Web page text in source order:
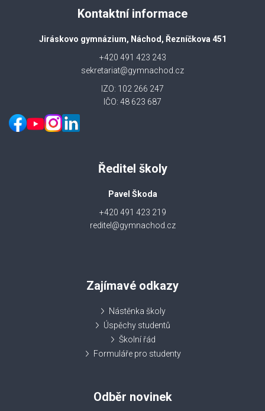
Kontaktní informace
Jiráskovo gymnázium, Náchod, Řezníčkova 451
+420 491 423 243
sekretariat@gymnachod.cz
IZO: 102 266 247
IČO: 48 623 687
Ředitel školy
Pavel Škoda
+420 491 423 219
reditel@gymnachod.cz
Zajímavé odkazy
Nástěnka školy
Úspěchy studentů
Školní řád
Formuláře pro studenty
Odběr novinek